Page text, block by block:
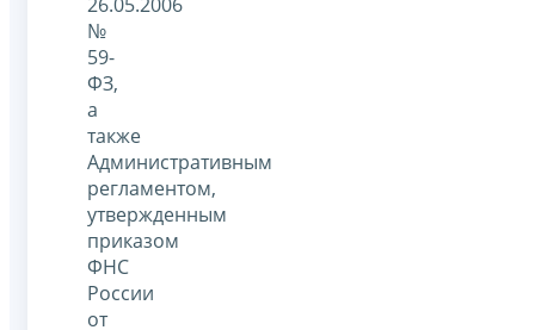
№
59-
ФЗ,
а
также
Административным
регламентом,
утвержденным
приказом
ФНС
России
от